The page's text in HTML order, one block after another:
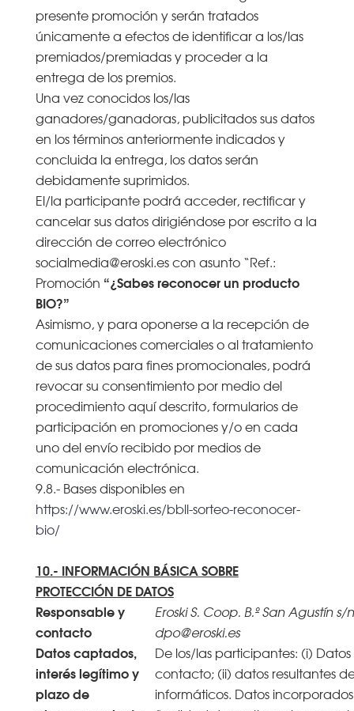
presente promoción y serán tratados
únicamente a efectos de identificar a los/las
premiados/premiadas y proceder a la
entrega de los premios.
Una vez conocidos los/las
ganadores/ganadoras, publicitados sus datos
en los términos anteriormente indicados y
concluida la entrega, los datos serán
debidamente suprimidos.
El/la participante podrá acceder, rectificar y
cancelar sus datos dirigiéndose por escrito a la
dirección de correo electrónico
socialmedia@eroski.es con asunto “Ref.:
Promoción “¿Sabes reconocer un producto
BIO?”
Asimismo, y para oponerse a la recepción de
comunicaciones comerciales o al tratamiento
de sus datos para fines promocionales, podrá
revocar su consentimiento por medio del
procedimiento aquí descrito, formularios de
participación en promociones y/o en cada
uno del envío recibido por medios de
comunicación electrónica.
9.8.- Bases disponibles en
https://www.eroski.es/bbll-sorteo-reconocer-
bio/
10.- INFORMACIÓN BÁSICA SOBRE
PROTECCIÓN DE DATOS
Responsable y
contacto
Eroski S. Coop. B.º San Agustín
dpo@eroski.es
Datos captados,
interés legítimo y
plazo de
De los/las participantes: (i)
contacto; (ii) datos resultantes
informáticos. Datos